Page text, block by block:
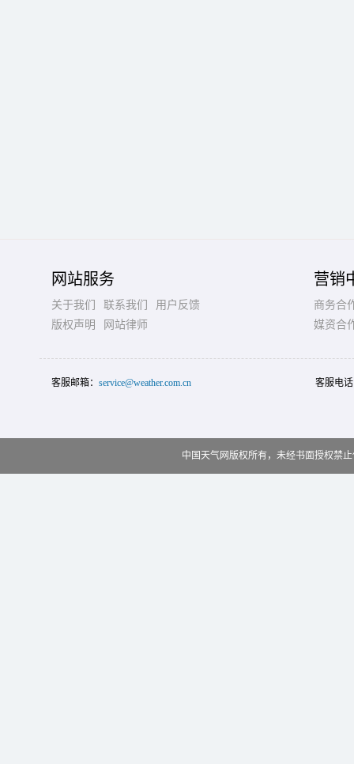
网站服务
关于我们 联系我们
用户反馈
版权声明
网站律师
营销
商务合
媒资合
客服邮箱： service@weather.com.cn 客服电
中国天气网版权所有，未经书面授权